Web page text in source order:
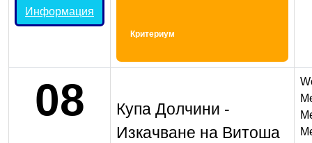
Информация
Критериум
08
Купа Долчини -
Изкачване на Витоша